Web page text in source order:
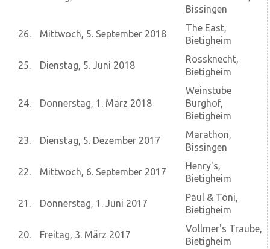
Bissingen
26. Mittwoch, 5. September 2018
The East,
Bietigheim
25. Dienstag, 5. Juni 2018
Rossknecht,
Bietigheim
24. Donnerstag, 1. März 2018
Weinstube
Burghof,
Bietigheim
23. Dienstag, 5. Dezember 2017
Marathon,
Bissingen
22. Mittwoch, 6. September 2017
Henry's,
Bietigheim
21. Donnerstag, 1. Juni 2017
Paul & Toni,
Bietigheim
20. Freitag, 3. März 2017
Vollmer's Traube,
Bietigheim